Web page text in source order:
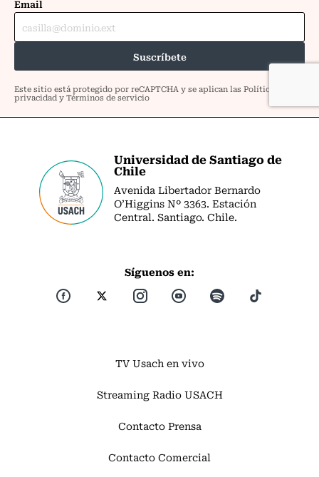
Universidad de Santiago de
Chile
Avenida Libertador Bernardo
O’Higgins Nº 3363. Estación
Central. Santiago. Chile.
Síguenos en:
TV Usach en vivo
Streaming Radio USACH
Contacto Prensa
Contacto Comercial